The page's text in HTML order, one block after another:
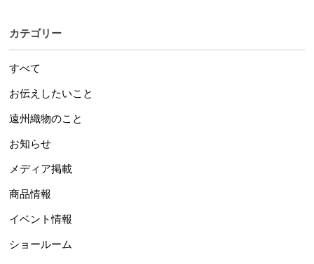
カテゴリー
すべて
お伝えしたいこと
遠州織物のこと
お知らせ
メディア掲載
商品情報
イベント情報
ショールーム